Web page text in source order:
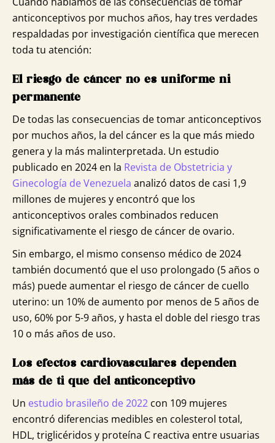
anticonceptivos por muchos años, hay tres verdades
respaldadas por investigación científica que merecen
toda tu atención:
El riesgo de cáncer no es uniforme ni
permanente
De todas las consecuencias de tomar anticonceptivos
por muchos años, la del cáncer es la que más miedo
genera y la más malinterpretada. Un estudio
publicado en 2024 en la Revista de Obstetricia y
Ginecología de Venezuela analizó datos de casi 1,9
millones de mujeres y encontró que los
anticonceptivos orales combinados reducen
significativamente el riesgo de cáncer de ovario.
Sin embargo, el mismo consenso médico de 2024
también documentó que el uso prolongado (5 años o
más) puede aumentar el riesgo de cáncer de cuello
uterino: un 10% de aumento por menos de 5 años de
uso, 60% por 5-9 años, y hasta el doble del riesgo tras
10 o más años de uso.
Los efectos cardiovasculares dependen
más de ti que del anticonceptivo
Un estudio brasileño de 2022 con 109 mujeres
encontró diferencias medibles en colesterol total,
HDL, triglicéridos y proteína C reactiva entre usuarias